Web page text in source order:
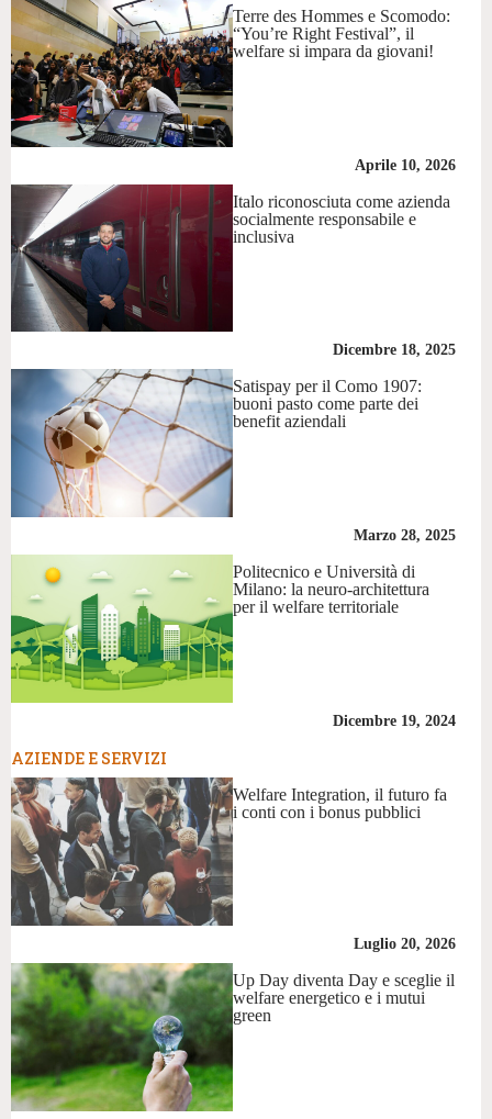
Terre des Hommes e Scomodo:
“You’re Right Festival”, il
welfare si impara da giovani!
Aprile 10, 2026
Italo riconosciuta come azienda
socialmente responsabile e
inclusiva
Dicembre 18, 2025
Satispay per il Como 1907:
buoni pasto come parte dei
benefit aziendali
Marzo 28, 2025
Politecnico e Università di
Milano: la neuro-architettura
per il welfare territoriale
Dicembre 19, 2024
AZIENDE E SERVIZI
Welfare Integration, il futuro fa
i conti con i bonus pubblici
Luglio 20, 2026
Up Day diventa Day e sceglie il
welfare energetico e i mutui
green